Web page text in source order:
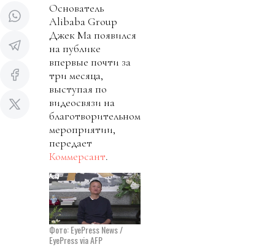
Основатель
Alibaba Group
Джек Ма появился
на публике
впервые почти за
три месяца,
выступая по
видеосвязи на
благотворительном
мероприятии,
передает
Коммерсант.
Фото: EyePress News /
EyePress via AFP